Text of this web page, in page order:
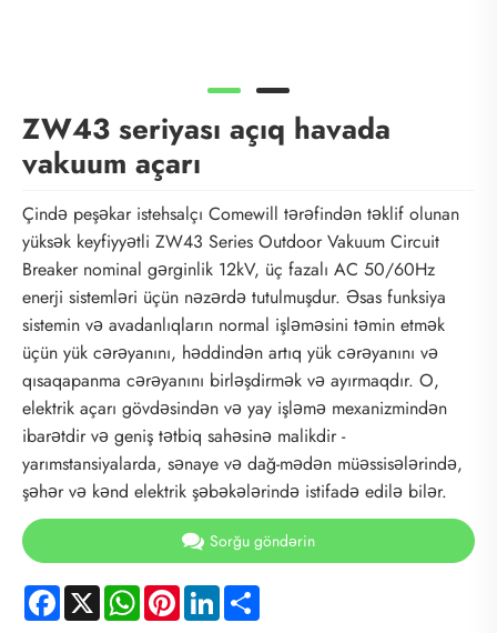
ZW43 seriyası açıq havada
vakuum açarı
Çində peşəkar istehsalçı Comewill tərəfindən təklif olunan
yüksək keyfiyyətli ZW43 Series Outdoor Vakuum Circuit
Breaker nominal gərginlik 12kV, üç fazalı AC 50/60Hz
enerji sistemləri üçün nəzərdə tutulmuşdur. Əsas funksiya
sistemin və avadanlıqların normal işləməsini təmin etmək
üçün yük cərəyanını, həddindən artıq yük cərəyanını və
qısaqapanma cərəyanını birləşdirmək və ayırmaqdır. O,
elektrik açarı gövdəsindən və yay işləmə mexanizmindən
ibarətdir və geniş tətbiq sahəsinə malikdir -
yarımstansiyalarda, sənaye və dağ-mədən müəssisələrində,
şəhər və kənd elektrik şəbəkələrində istifadə edilə bilər.
Sorğu göndərin
Facebook
X WhatsApp
PinterestLinkedIn